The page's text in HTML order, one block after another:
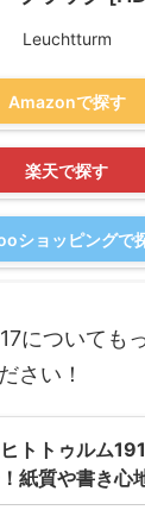
Leuchtturm
Amazonで探す
楽天で探す
ショッピングで
についても
さい！
トトゥルム
紙質や書き心